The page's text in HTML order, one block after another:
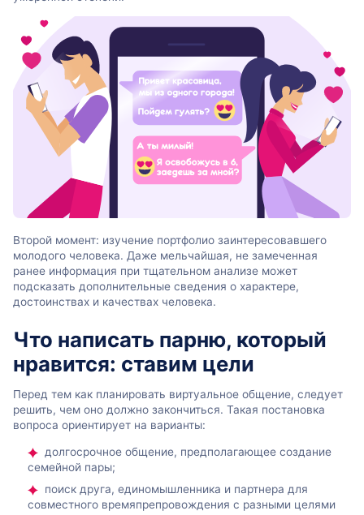
Второй момент: изучение портфолио заинтересовавшего
молодого человека. Даже мельчайшая, не замеченная
ранее информация при тщательном анализе может
подсказать дополнительные сведения о характере,
достоинствах и качествах человека.
Что написать парню, который
нравится: ставим цели
Перед тем как планировать виртуальное общение, следует
решить, чем оно должно закончиться. Такая постановка
вопроса ориентирует на варианты:
долгосрочное общение, предполагающее создание
семейной пары;
поиск друга, единомышленника и партнера для
совместного времяпрепровождения с разными целями